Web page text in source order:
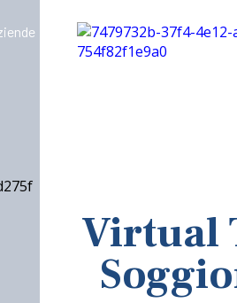
Virtual